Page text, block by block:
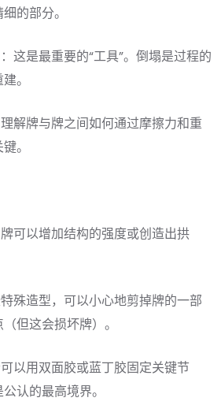
的部分。
：这是最重要的“工具”。倒塌是过程的
。
解牌与牌之间如何通过摩擦力和重
。
可以增加结构的强度或创造出拱
殊造型，可以小心地剪掉牌的一部
但这会损坏牌）。
以用双面胶或蓝丁胶固定关键节
认的最高境界。